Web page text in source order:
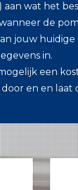
aan wat het
de
jouw
in.
een
en en